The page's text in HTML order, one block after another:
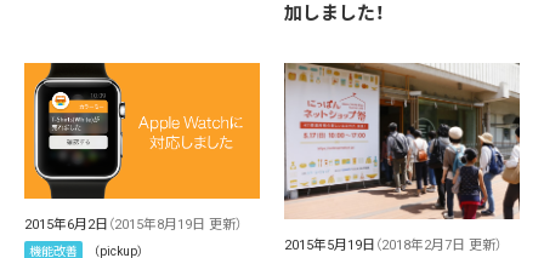
加しました！
2015年6月2日 （2015年8月19日 更新）
機能改善 （pickup） 2015年5月19日 （2018年2月7日 更新）